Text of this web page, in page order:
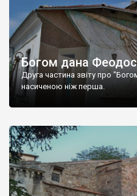
Богом дана
Друга частина звіту про
насиченою ніж перша.